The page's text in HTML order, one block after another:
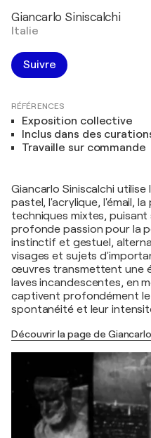
Giancarlo Siniscalchi
Italie
Suivre
RÉFÉRENCES
Exposition collective
Inclus dans des
Travaille sur commande
Giancarlo Siniscalchi utilise
pastel, l'acrylique, l'émail,
techniques mixtes,
profonde passion pour la
instinctif et gestuel,
visages et sujets
œuvres transmettent une
laves incandescentes, en
captivent profondément
spontanéité et leur
Découvrir la page de